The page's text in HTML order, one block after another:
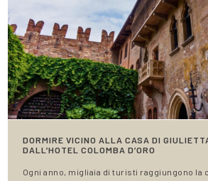
DORMIRE VICINO ALLA CASA DI
DALL’HOTEL COLOMBA D’ORO
Ogni anno, migliaia di turisti raggiungono la